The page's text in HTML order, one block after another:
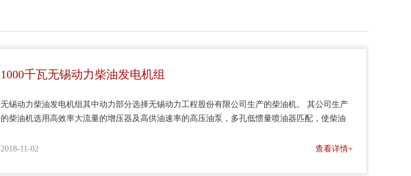
1000千瓦无锡动力柴油发电机组
无锡动力柴油发电机组其中动力部分选择无锡动力工程股份有限公司生产的柴油机。 其公司生产
的柴油机选用高效率大流量的增压器及高供油速率的高压油泵，多孔低惯量喷油器匹配，使柴油
性能、外观得到了很大改善，可供电站、大型水泵机组及通用机械作配套动力。
2018-11-02 查看详情+